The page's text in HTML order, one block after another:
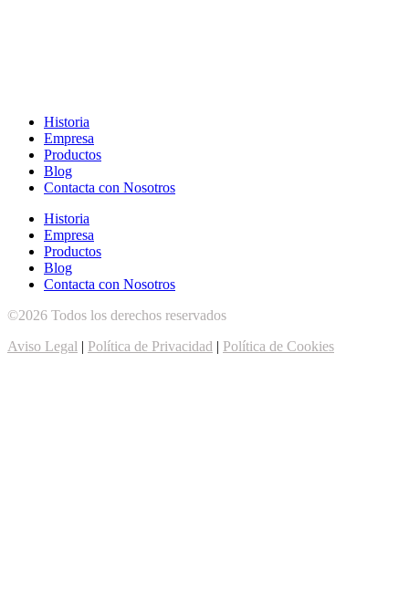
Historia
Empresa
Productos
Blog
Contacta con Nosotros
Historia
Empresa
Productos
Blog
Contacta con Nosotros
©2026 Todos los derechos reservados
Aviso Legal | Política de Privacidad | Política de Cookies